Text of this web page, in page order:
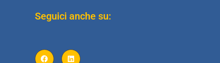
Seguici anche su: